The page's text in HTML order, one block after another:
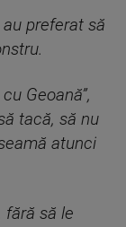
preferat să
Geoană”,
tacă, să nu
atunci
fără să le